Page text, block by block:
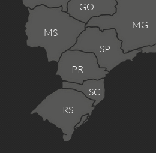
MS
GO
MG
RS
SC
PR
SP